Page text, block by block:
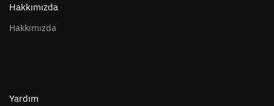
Hakkımızda
Hakkımızda
Yardım